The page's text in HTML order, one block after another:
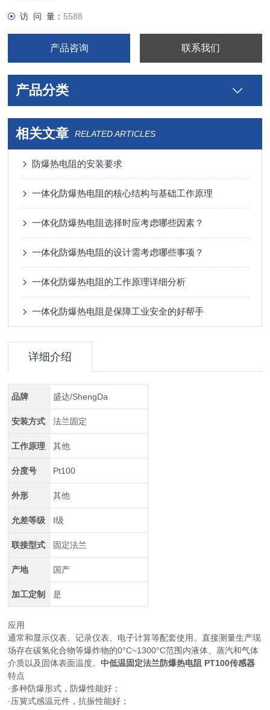
访 问 量： 5588
产品咨询 联系我们
产品分类
相关文章 RELATED ARTICLES
防爆热电阻的安装要求
一体化防爆热电阻的核心结构与基础工作原理
一体化防爆热电阻选择时应考虑哪些因素？
一体化防爆热电阻的设计需考虑哪些事项？
一体化防爆热电阻的工作原理详细分析
一体化防爆热电阻是保障工业安全的好帮手
详细介绍
品牌 盛达/ShengDa
安装方式 法兰固定
工作原理 其他
分度号 Pt100
外形 其他
允差等级 Ⅰ级
联接型式 固定法兰
产地 国产
加工定制 是
应用
通常和显示仪表、记录仪表、电子计算等配套使用。直接测量生产现
场存在碳氢化合物等爆炸物的0°C~1300°C范围内液体、蒸汽和气体
介质以及固体表面温度。中低温固定法兰防爆热电阻 PT100传感器
特点
·多种防爆形式，防爆性能好；
·压簧式感温元件，抗振性能好；